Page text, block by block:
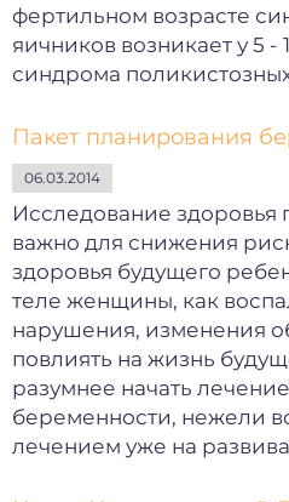
фертильном возрасте
яичников возникает у 5
синдрома
Пакет планирования
06.03.2014
Исследование
важно для снижения
здоровья будущего
теле женщины, как
нарушения, изменения
повлиять на жизнь
разумнее начать
беременности, нежели
лечением уже на